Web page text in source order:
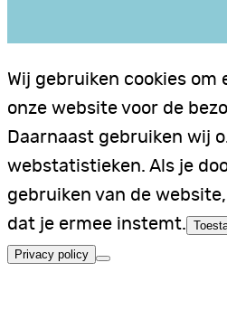
Wij gebruiken cookies
onze website voor de
Daarnaast gebruiken wij
webstatistieken. Als je
gebruiken van de
dat je ermee instemt.
Privacy policy